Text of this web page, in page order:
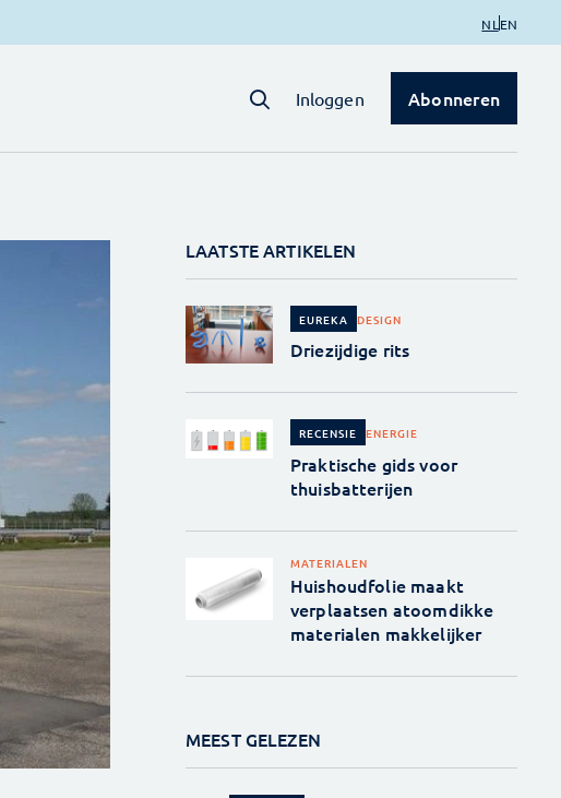
NL EN
Inloggen Abonneren
LAATSTE ARTIKELEN
EUREKA DESIGN
Driezijdige rits
RECENSIE ENERGIE
Praktische gids voor
thuisbatterijen
MATERIALEN
Huishoudfolie maakt
verplaatsen atoomdikke
materialen makkelijker
MEEST GELEZEN